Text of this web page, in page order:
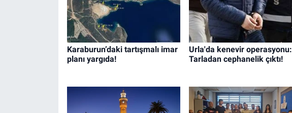
Karaburun’daki tartışmalı imar
planı yargıda!
Urla'da kenevir operasyonu:
Tarladan cephanelik çıktı!